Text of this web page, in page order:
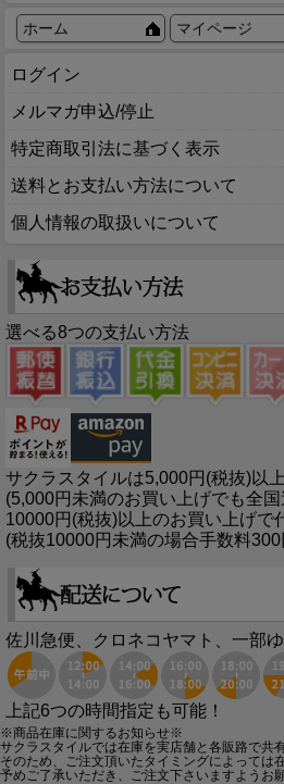
ホーム マイページ
ログイン
メルマガ申込/停止
特定商取引法に基づく表示
送料とお支払い方法について
個人情報の取扱いについて
選べる8つの支払い方法
サクラスタイルは5,000円(税抜)以
(5,000円未満のお買い上げでも全
10000円(税抜)以上のお買い上げで
(税抜10000円未満の場合手数料
佐川急便、クロネコヤマト、一部
上記6つの時間指定も可能！
※商品在庫に関するお知らせ※
サクラスタイルでは在庫を実店舗と各販路で共
そのため、ご注文頂いたタイミングによっては
予めご了承いただき、ご注文下さいますようお